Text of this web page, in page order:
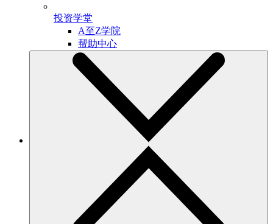
投资学堂
A至Z学院
帮助中心